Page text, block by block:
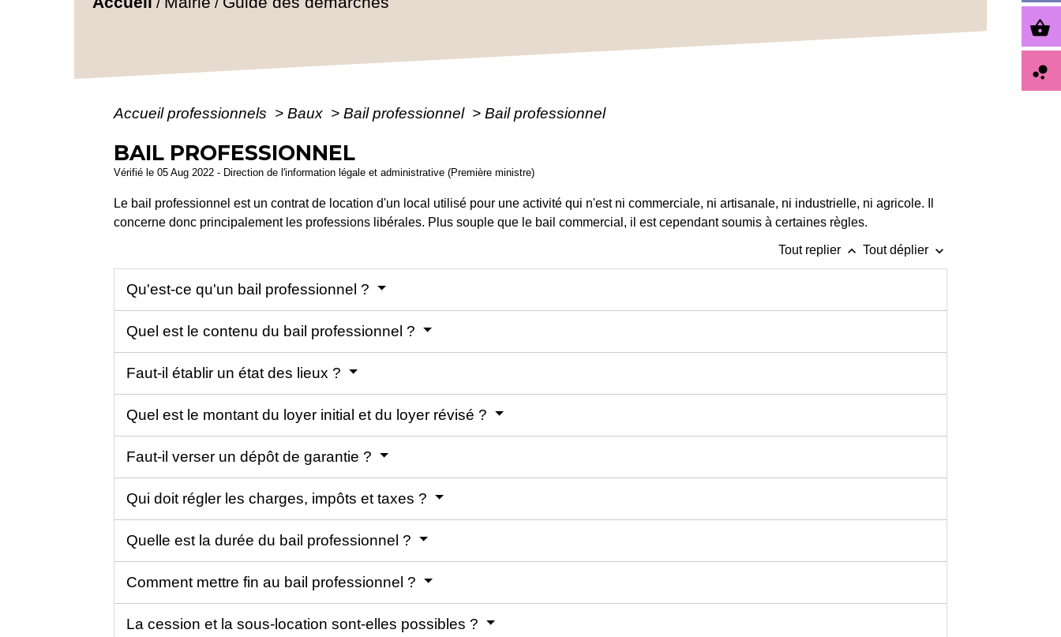
Accueil professionnels > Baux > Bail professionnel > Bail professionnel
BAIL PROFESSIONNEL
Vérifié le 05 Aug 2022 - Direction de l'information légale et administrative (Première ministre)
Le bail professionnel est un contrat de location d'un local utilisé pour une activité qui n'est ni commerciale, ni artisanale, ni industrielle, ni agricole. Il
concerne donc principalement les professions libérales. Plus souple que le bail commercial, il est cependant soumis à certaines règles.
Tout replier keyboard_arrow_up Tout déplier keyboard_arrow_down
Qu'est-ce qu'un bail professionnel ?
Quel est le contenu du bail professionnel ?
Faut-il établir un état des lieux ?
Quel est le montant du loyer initial et du loyer révisé ?
Faut-il verser un dépôt de garantie ?
Qui doit régler les charges, impôts et taxes ?
Quelle est la durée du bail professionnel ?
Comment mettre fin au bail professionnel ?
La cession et la sous-location sont-elles possibles ?
shopping_basket
bubble_chart